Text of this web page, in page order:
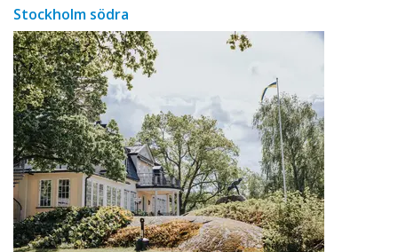
Stockholm södra